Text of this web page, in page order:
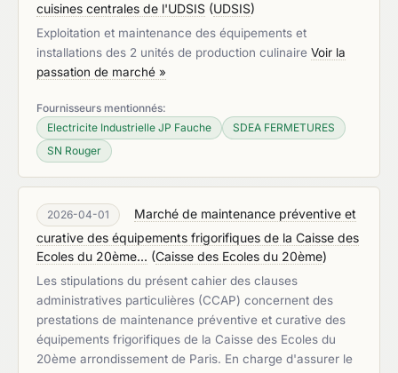
cuisines centrales de l'UDSIS (UDSIS)
Exploitation et maintenance des équipements et
installations des 2 unités de production culinaire Voir la
passation de marché »
Fournisseurs mentionnés:
Electricite Industrielle JP Fauche
SDEA FERMETURES
SN Rouger
2026-04-01
Marché de maintenance préventive et
curative des équipements frigorifiques de la Caisse des
Ecoles du 20ème... (Caisse des Ecoles du 20ème)
Les stipulations du présent cahier des clauses
administratives particulières (CCAP) concernent des
prestations de maintenance préventive et curative des
équipements frigorifiques de la Caisse des Ecoles du
20ème arrondissement de Paris. En charge d'assurer le